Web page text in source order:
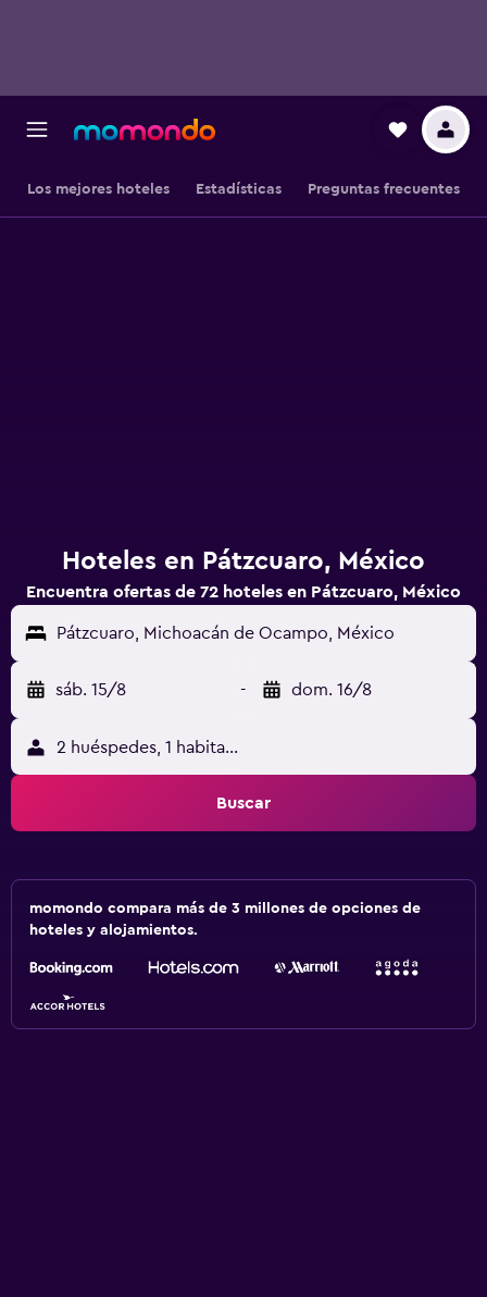
Los mejores hoteles Estadísticas Preguntas frecuentes
Hoteles en Pátzcuaro, México
Encuentra ofertas de 72 hoteles en Pátzcuaro, México
Pátzcuaro, Michoacán de Ocampo, México
sáb. 15/8 - dom. 16/8
2 huéspedes, 1 habitación
Buscar
momondo compara más de 3 millones de opciones de
hoteles y alojamientos.